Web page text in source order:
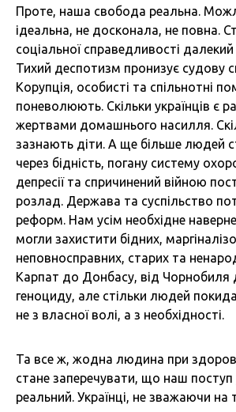
Проте, наша свобода реальна.
ідеальна, не досконала, не повна.
соціальної справедливості
Тихий деспотизм пронизує судову
Корупція, особисті та спільнотні
поневолюють. Скільки українців є
жертвами домашнього насилля.
зазнають діти. А ще більше людей
через бідність, погану систему
депресії та спричинений війною
розлад. Держава та суспільство
реформ. Нам усім необхідне
могли захистити бідних,
неповносправних, старих та
Карпат до Донбасу, від Чорнобиля
геноциду, але стільки людей
не з власної волі, а з необхідності.
Та все ж, жодна людина при
стане заперечувати, що наш поступ
реальний. Українці, не зважаючи